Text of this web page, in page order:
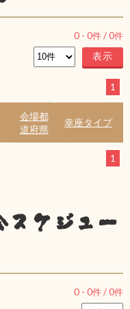
0 - 0件 /0件
1
会場都
道府県
幸座タイプ
1
スケジュー
0 - 0件 /0件